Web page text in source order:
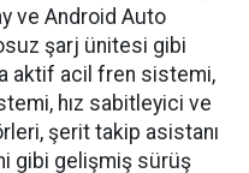
ve Android Auto
şarj ünitesi gibi
aktif acil fren sistemi,
hız sabitleyici ve
şerit takip asistanı
gibi gelişmiş sürüş